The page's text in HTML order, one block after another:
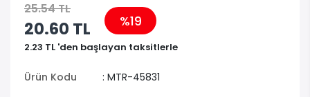
25.54 TL
20.60 TL %19
2.23 TL 'den başlayan taksitlerle
Ürün Kodu
: MTR-45831